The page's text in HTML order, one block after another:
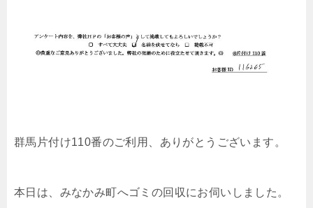
群馬片付け110番のご利用、ありがとうございます。
本日は、みなかみ町へゴミの回収にお伺いしました。